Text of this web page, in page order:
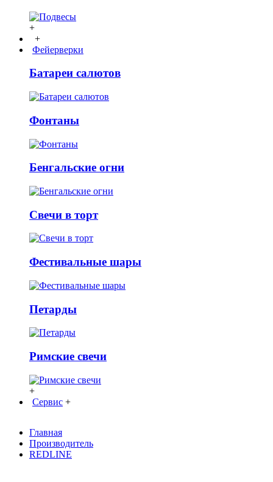
+
+
Фейерверки
Батареи салютов
Фонтаны
Бенгальские огни
Свечи в торт
Фестивальные шары
Петарды
Римские свечи
+
Сервис +
Главная
Производитель
REDLINE